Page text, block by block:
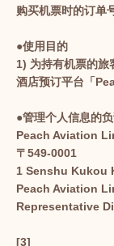
购买机票时的订单
●使用目的
1) 为持有机票的旅
酒店预订平台「
●管理个人信息的
Peach Aviation
〒549-0001
1 Senshu Kukou
Peach Aviation
Representative
[3]